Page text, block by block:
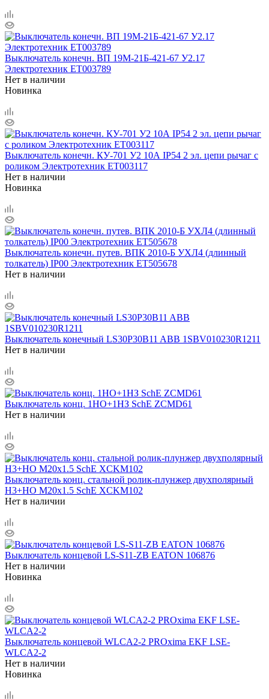
Выключатель конечн. ВП 19М-21Б-421-67 У2.17
Электротехник ET003789
Нет в наличии
Новинка
Выключатель конечн. КУ-701 У2 10А IP54 2 эл. цепи рычаг с
роликом Электротехник ET003117
Нет в наличии
Новинка
Выключатель конечн. путев. ВПК 2010-Б УХЛ4 (длинный
толкатель) IP00 Электротехник ET505678
Нет в наличии
Выключатель конечный LS30P30B11 ABB 1SBV010230R1211
Нет в наличии
Выключатель конц. 1НО+1НЗ SchE ZCMD61
Нет в наличии
Выключатель конц. стальной ролик-плунжер двухполярный
H3+HО М20х1.5 SchE XCKM102
Нет в наличии
Выключатель концевой LS-S11-ZB EATON 106876
Нет в наличии
Новинка
Выключатель концевой WLCA2-2 PROxima EKF LSE-
WLCA2-2
Нет в наличии
Новинка